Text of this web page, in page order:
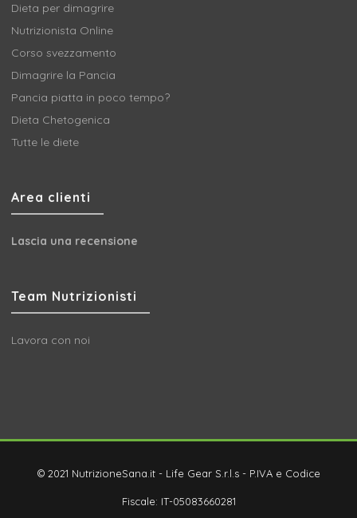
Dieta per dimagrire
Nutrizionista Online
Corso svezzamento
Dimagrire la Pancia
Pancia piatta in poco tempo?
Dieta Chetogenica
Tutte le diete
Area clienti
Lascia una recensione
Team Nutrizionisti
Lavora con noi
© 2021 NutrizioneSana.it - Life Gear S.r.l.s - P.IVA e Codice
Fiscale: IT-05083660281